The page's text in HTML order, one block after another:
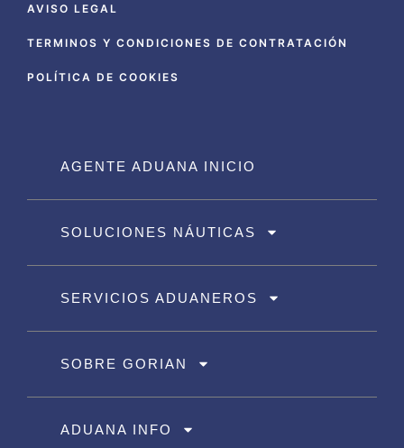
AVISO LEGAL
TERMINOS Y CONDICIONES DE CONTRATACIÓN
POLÍTICA DE COOKIES
AGENTE ADUANA INICIO
SOLUCIONES NÁUTICAS
SERVICIOS ADUANEROS
SOBRE GORIAN
ADUANA INFO